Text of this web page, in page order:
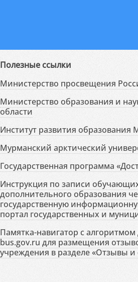
Полезные ссылки
Министерство просвещения
Министерство образования и
области
Институт развития образования
Мурманский арктический
Государственная программа
Инструкция по записи
дополнительного образования
государственную
портал государственных и
Памятка-навигатор с
bus.gov.ru для размещения
учреждения в разделе «Отзывы и